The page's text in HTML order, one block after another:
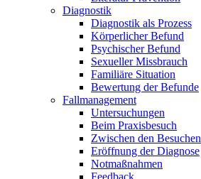
Diagnostik
Diagnostik als Prozess
Körperlicher Befund
Psychischer Befund
Sexueller Missbrauch
Familiäre Situation
Bewertung der Befunde
Fallmanagement
Untersuchungen
Beim Praxisbesuch
Zwischen den Besuchen
Eröffnung der Diagnose
Notmaßnahmen
Feedback